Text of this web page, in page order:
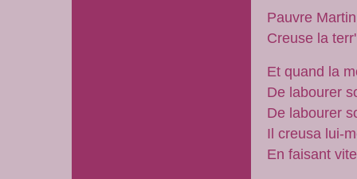
Pauvre
Creuse la
Et quand la
De labourer
De labourer
Il creusa lui-
En faisant